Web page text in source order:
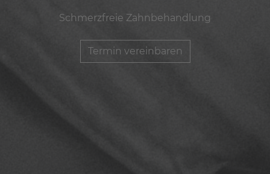
Schmerzfreie Zahnbehandlung
Termin vereinbaren
Schmerzfreie Zahnbehandlung
Termin vereinbaren
Schmerzfreie Zahnbehandlung
Termin vereinbaren